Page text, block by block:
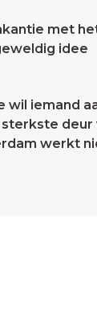
met
idee
wil iemand
deur
werkt